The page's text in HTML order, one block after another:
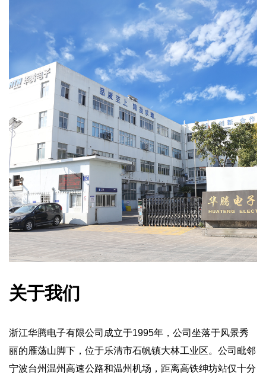
关于我们
浙江华腾电子有限公司成立于1995年，公司坐落于风景秀
丽的雁荡山脚下，位于乐清市石帆镇大林工业区。公司毗邻
宁波台州温州高速公路和温州机场，距离高铁绅坊站仅十分